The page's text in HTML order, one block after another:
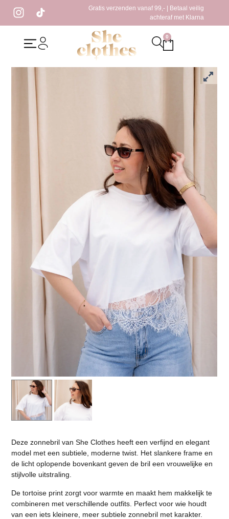
Gratis verzenden vanaf 99,- | Betaal veilig
achteraf met Klarna
0
Home/New/ Caro Zonnebril Bruin
Caro Zonnebril Bruin
Deze zonnebril van She Clothes heeft een verfijnd en elegant
model met een subtiele, moderne twist. Het slankere frame en
de licht oplopende bovenkant geven de bril een vrouwelijke en
stijlvolle uitstraling.
De tortoise print zorgt voor warmte en maakt hem makkelijk te
combineren met verschillende outfits. Perfect voor wie houdt
van een iets kleinere, meer subtiele zonnebril met karakter.